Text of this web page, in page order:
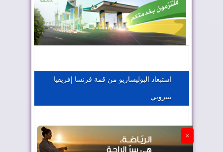
المغرب يعزز موقعه في صناعة الطيران
الجزائر تستسلم لفرنسا
استبعاد البوليساريو من قمة فرنسا إفريقيا
بنيروبي
×